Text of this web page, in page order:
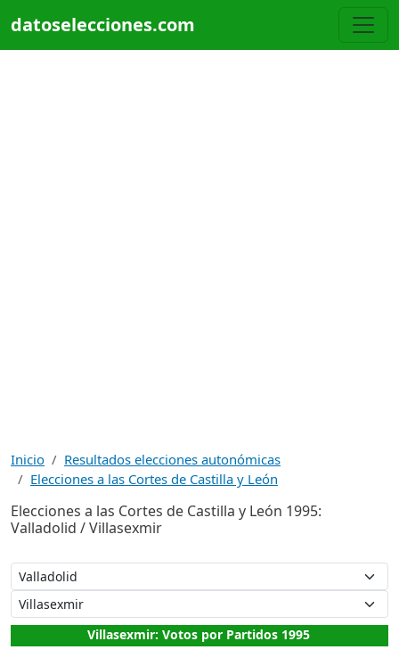
datoselecciones.com
Inicio
Resultados elecciones autonómicas
Elecciones a las Cortes de Castilla y León
Elecciones a las Cortes de Castilla y León 1995:
Valladolid / Villasexmir
Villasexmir: Votos por Partidos 1995